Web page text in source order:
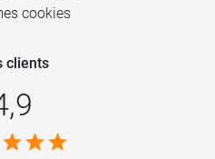
cookies
clients